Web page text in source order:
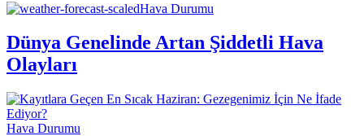
Hava Durumu
Dünya Genelinde Artan Şiddetli Hava
Olayları
Hava Durumu